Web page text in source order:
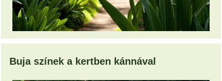
Buja színek a kertben kánnával